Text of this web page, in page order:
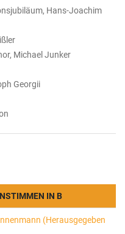
Hans-Joachim
Michael Junker
Georgii
IN B
(Herausgegeben